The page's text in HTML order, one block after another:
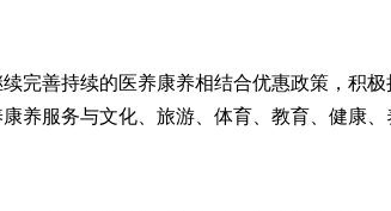
完善持续的医养康养相结合优惠政策，积
养服务与文化、旅游、体育、教育、健康